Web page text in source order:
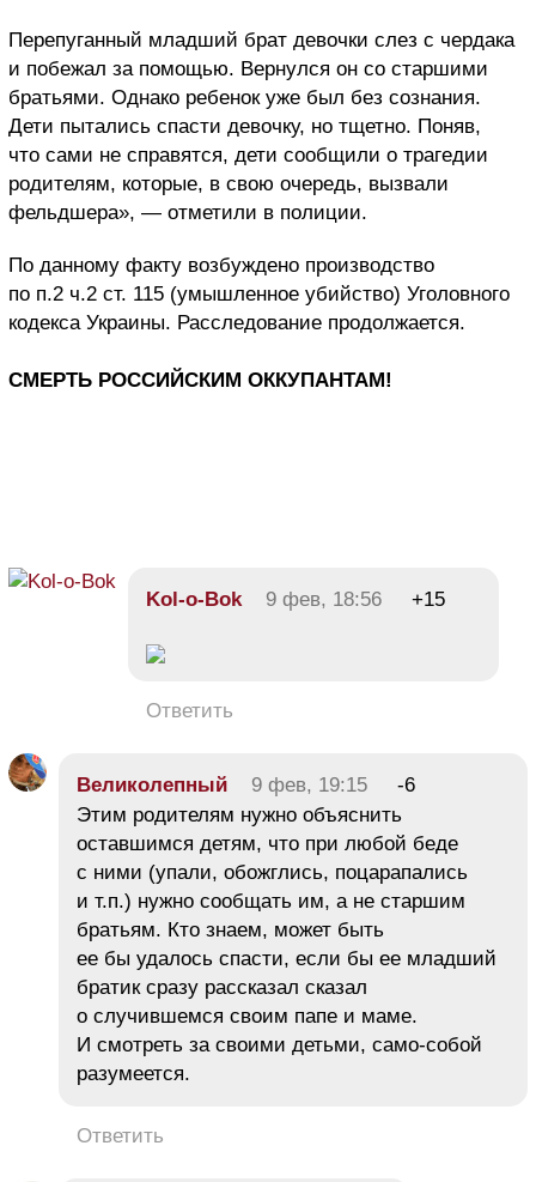
Перепуганный младший брат девочки слез с чердака
и побежал за помощью. Вернулся он со старшими
братьями. Однако ребенок уже был без сознания.
Дети пытались спасти девочку, но тщетно. Поняв,
что сами не справятся, дети сообщили о трагедии
родителям, которые, в свою очередь, вызвали
фельдшера», — отметили в полиции.
По данному факту возбуждено производство
по п.2 ч.2 ст. 115 (умышленное убийство) Уголовного
кодекса Украины. Расследование продолжается.
СМЕРТЬ РОССИЙСКИМ ОККУПАНТАМ!
Kol-o-Bok 9 фев, 18:56 +15
Ответить
Великолепный 9 фев, 19:15
-6
Этим родителям нужно объяснить
оставшимся детям, что при любой беде
с ними (упали, обожглись, поцарапались
и т.п.) нужно сообщать им, а не старшим
братьям. Кто знаем, может быть
ее бы удалось спасти, если бы ее младший
братик сразу рассказал сказал
о случившемся своим папе и маме.
И смотреть за своими детьми, само-собой
разумеется.
Ответить